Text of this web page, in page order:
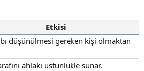
Etkisi
düşünülmesi gereken kişi olmaktan
ahlaki üstünlükle sunar.